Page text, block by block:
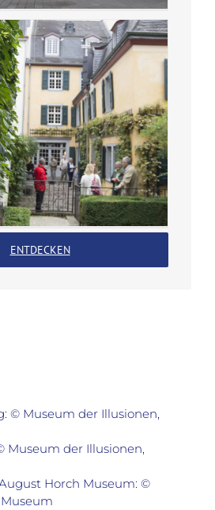
ENTDECKEN
© Museum der Illusionen,
Museum der Illusionen,
Horch Museum: ©